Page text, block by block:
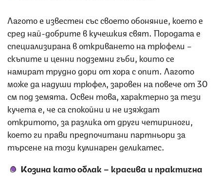
Лагото е известен със своето обоняние, което е
сред най-добрите в кучешкия свят. Породата е
специализирана в откриването на трюфели –
скъпите и ценни подземни гъби, които се
намират трудно дори от хора с опит. Лагото
може да надуши трюфел, заровен на повече от 30
см под земята. Освен това, характерно за тези
кучета е, че са спокойни и не изяждат
откритото, за разлика от други четириноги,
което ги прави предпочитани партньори за
търсене на този кулинарен деликатес.
Козина като облак – красива и практична